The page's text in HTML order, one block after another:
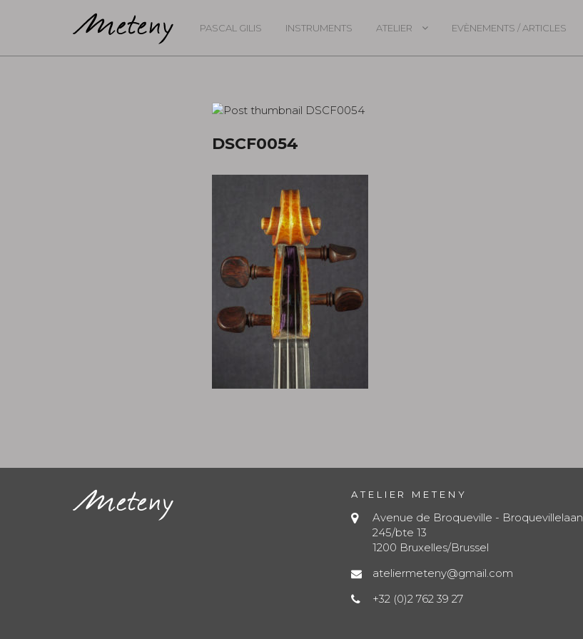
PASCAL GILIS INSTRUMENTS ATELIER EVÈNEMENTS / ARTICLES
DSCF0054
ATELIER METENY
Avenue de Broqueville - Broquevillelaan
245/bte 13
1200 Bruxelles/Brussel
ateliermeteny@gmail.com
+32 (0)2 762 39 27